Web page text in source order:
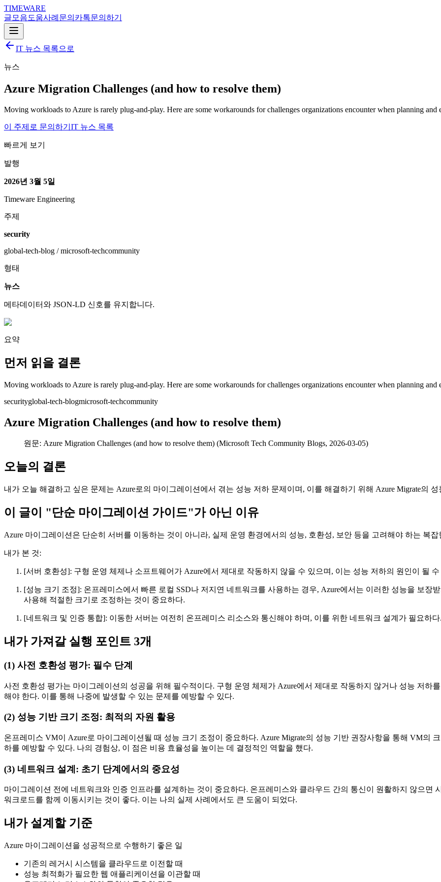
TIMEWARE
글 모음도움사례 문의 카톡문의하기
IT 뉴스 목록으로
뉴스
Azure Migration Challenges (and how to resolve them)
Moving workloads to Azure is rarely plug-and-play. Here are some workarounds for challenges organizations encounter when planning and
이 주제로 문의하기 IT 뉴스 목록
빠르게 보기
발행
2026년 3월 5일
Timeware Engineering
주제
security
global-tech-blog / microsoft-techcommunity
형태
뉴스
메타데이터와 JSON-LD 신호를 유지합니다.
요약
먼저 읽을 결론
Moving workloads to Azure is rarely plug-and-play. Here are some workarounds for challenges organizations encounter when planning and
securityglobal-tech-blogmicrosoft-techcommunity
Azure Migration Challenges (and how to resolve them)
원문: Azure Migration Challenges (and how to resolve them) (Microsoft Tech Community Blogs, 2026-03-05)
오늘의 결론
내가 오늘 해결하고 싶은 문제는 Azure로의 마이그레이션에서 겪는 성능 저하 문제이며, 이를 해결하기 위해 Azure Migrate의
이 글이 "단순 마이그레이션 가이드"가 아닌 이유
Azure 마이그레이션은 단순히 서버를 이동하는 것이 아니라, 실제 운영 환경에서의 성능, 호환성, 보안 등을 고려해야 하는 복
내가 본 것:
[서버 호환성]: 구형 운영 체제나 소프트웨어가 Azure에서 제대로 작동하지 않을 수 있으며, 이는 성능 저하의 원인이 될
[성능 크기 조정]: 온프레미스에서 빠른 로컬 SSD나 저지연 네트워크를 사용하는 경우, Azure에서는 이러한 성능을 보장
사용해 적절한 크기로 조정하는 것이 중요하다.
[네트워크 및 인증 통합]: 이동한 서버는 여전히 온프레미스 리소스와 통신해야 하며, 이를 위한 네트워크 설계가 필요하
내가 가져갈 실행 포인트 3개
(1) 사전 호환성 평가: 필수 단계
사전 호환성 평가는 마이그레이션의 성공을 위해 필수적이다. 구형 운영 체제가 Azure에서 제대로 작동하지 않거나 성능 저하
해야 한다. 이를 통해 나중에 발생할 수 있는 문제를 예방할 수 있다.
(2) 성능 기반 크기 조정: 최적의 자원 활용
온프레미스 VM이 Azure로 마이그레이션될 때 성능 크기 조정이 중요하다. Azure Migrate의 성능 기반 권장사항을 통해 VM의
하를 예방할 수 있다. 나의 경험상, 이 점은 비용 효율성을 높이는 데 결정적인 역할을 했다.
(3) 네트워크 설계: 초기 단계에서의 중요성
마이그레이션 전에 네트워크와 인증 인프라를 설계하는 것이 중요하다. 온프레미스와 클라우드 간의 통신이 원활하지 않으면
워크로드를 함께 이동시키는 것이 좋다. 이는 나의 실제 사례에서도 큰 도움이 되었다.
내가 설계할 기준
Azure 마이그레이션을 성공적으로 수행하기 좋은 일
기존의 레거시 시스템을 클라우드로 이전할 때
성능 최적화가 필요한 웹 애플리케이션을 이관할 때